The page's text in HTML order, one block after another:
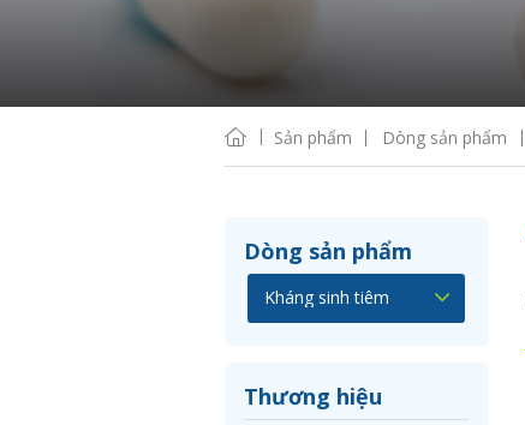
Sản phẩm Dòng sản phẩm
Dòng sản phẩm
Thương hiệu